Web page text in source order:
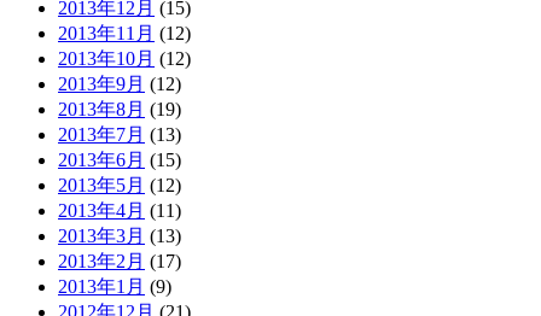
2013年12月 (15)
2013年11月 (12)
2013年10月 (12)
2013年9月 (12)
2013年8月 (19)
2013年7月 (13)
2013年6月 (15)
2013年5月 (12)
2013年4月 (11)
2013年3月 (13)
2013年2月 (17)
2013年1月 (9)
2012年12月 (21)